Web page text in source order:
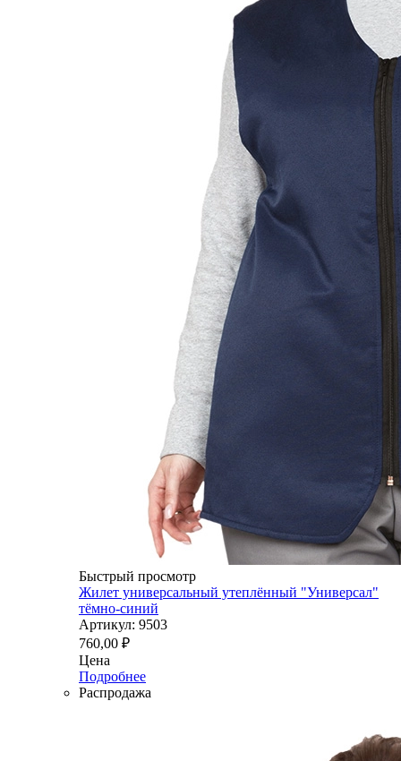
Быстрый просмотр
Жилет универсальный утеплённый "Универсал"
тёмно-синий
Артикул: 9503
760,00 ₽
Цена
Подробнее
Распродажа